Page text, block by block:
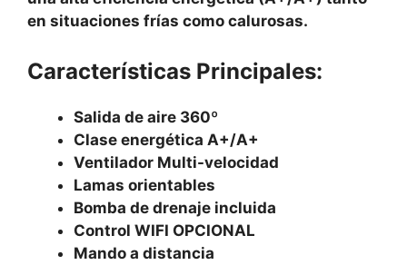
en situaciones frías como calurosas.
Características Principales:
Salida de aire 360º
Clase energética A+/A+
Ventilador Multi-velocidad
Lamas orientables
Bomba de drenaje incluida
Control WIFI OPCIONAL
Mando a distancia